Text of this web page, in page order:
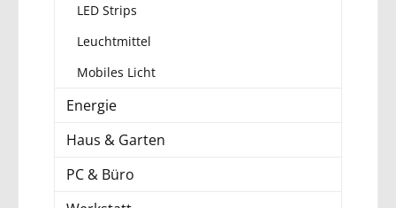
LED Strips
Leuchtmittel
Mobiles Licht
Energie
Haus & Garten
PC & Büro